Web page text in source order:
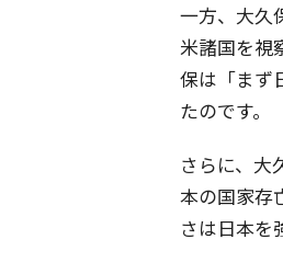
一方、大久
米諸国を視
保は「まず
たのです。
さらに、大
本の国家存
さは日本を